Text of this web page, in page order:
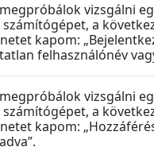
vizsgálni
a
kapom:
felhasználónév
vizsgálni
a
kapom: